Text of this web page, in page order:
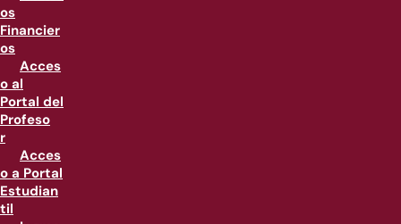
os
Financier
os
Acces
o al
Portal del
Profeso
r
Acces
o a Portal
Estudian
til